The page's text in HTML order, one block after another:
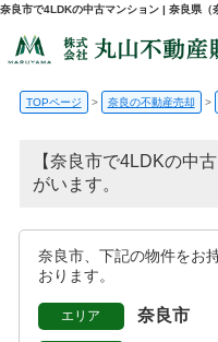
TOPページ 奈良の不動産売却
【奈良市で4LDKの中
がいます。
奈良市、下記の物件をお
おります。
エリア 奈良市